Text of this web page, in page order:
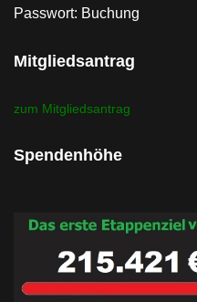
Passwort: Buchung
Mitgliedsantrag
zum Mitgliedsantrag
Spendenhöhe